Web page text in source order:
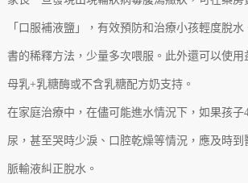
「口服補液鹽」，有效預防和治療小孩輕度脫
書的稀釋方法，少量多次喂服。此外還可以使用
母乳+乳糖酶或不含乳糖配方奶支持。
在家庭治療中，在儘可能進水情況下，如果孩子
尿，甚至哭時少淚、口腔乾燥等情況，應及時
脈輸液糾正脫水。